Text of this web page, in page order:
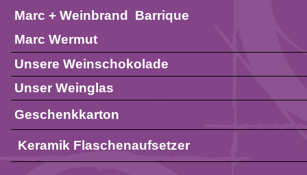
Marc + Weinbrand
Barrique
Marc Wermut
Unsere Weinschokolade
Unser Weinglas
Geschenkkarton
Keramik Flaschenaufsetzer